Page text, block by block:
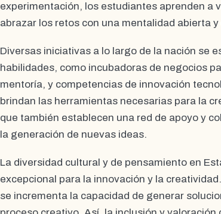
experimentación, los estudiantes aprenden a
abrazar los retos con una mentalidad abierta y
Diversas iniciativas a lo largo de la nación se
habilidades, como incubadoras de negocios
mentoría, y competencias de innovación
brindan las herramientas necesarias para la
que también establecen una red de apoyo y
la generación de nuevas ideas.
La diversidad cultural y de pensamiento en
excepcional para la innovación y la
se incrementa la capacidad de generar